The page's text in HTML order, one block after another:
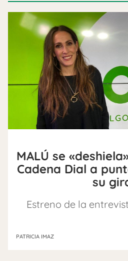
MALÚ se
Cadena Dial a
su
Estreno de la
PATRICIA IMAZ